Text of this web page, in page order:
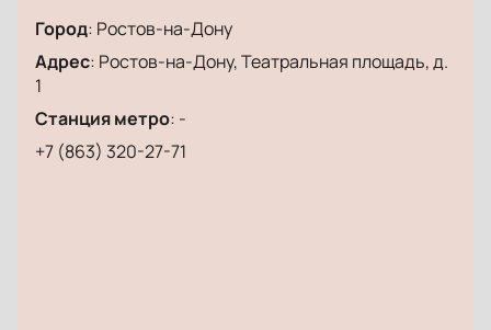
Город: Ростов-на-Дону
Адрес: Ростов-на-Дону, Театральная площадь, д.
1
Станция метро: -
+7 (863) 320-27-71